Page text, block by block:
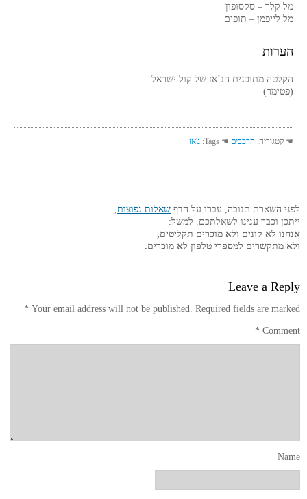
מל קלר – סקסופון
מל לייפמן – תופים
הערות
הקלטה מתוכנית הג’אז של קול ישראל
(פטימר)
☚ קטגוריה: הרכבים ☚ Tags: ג'אז
לפני השארת תגובה, עברו על הדף שאלות נפוצות,
ייתכן וכבר ענינו לשאלתכם. למשל:
אנחנו לא קונים ולא מוכרים תקליטים,
ולא מתקשרים למספרי טלפון לא מוכרים.
Leave a Reply
Your email address will not be published. Required fields are marked
*
Comment
*
Name